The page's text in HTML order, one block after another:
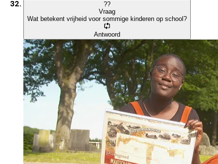
??
Vraag
Wat betekent vrijheid voor sommige kinderen op school?
Antwoord